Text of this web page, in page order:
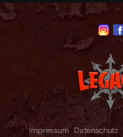
Impressum Datenschutz